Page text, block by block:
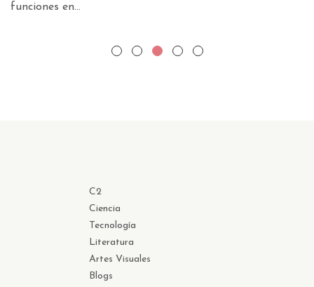
funciones en...
C2
Ciencia
Tecnología
Literatura
Artes Visuales
Blogs